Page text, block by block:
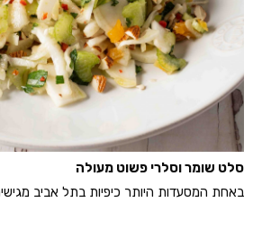
סלט שומר וסלרי פשוט מעולה
באחת המסעדות היותר כיפיות בתל אביב